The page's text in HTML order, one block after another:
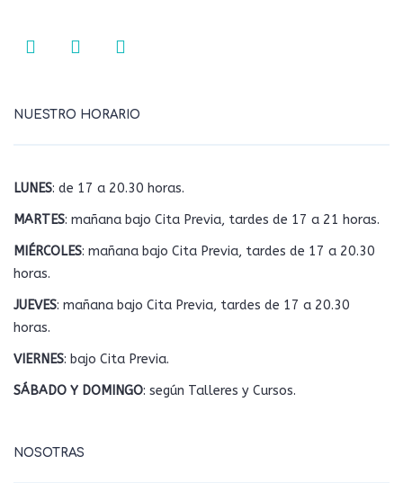
NUESTRO HORARIO
LUNES: de 17 a 20.30 horas.
MARTES: mañana bajo Cita Previa, tardes de 17 a 21 horas.
MIÉRCOLES: mañana bajo Cita Previa, tardes de 17 a 20.30
horas.
JUEVES: mañana bajo Cita Previa, tardes de 17 a 20.30
horas.
VIERNES: bajo Cita Previa.
SÁBADO Y DOMINGO: según Talleres y Cursos.
NOSOTRAS